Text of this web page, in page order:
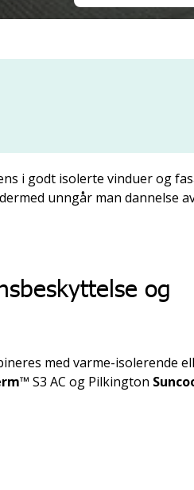
i godt isolerte vinduer og
unngår man dannelse
og
med varme-isolerende
™ S3 AC og Pilkington